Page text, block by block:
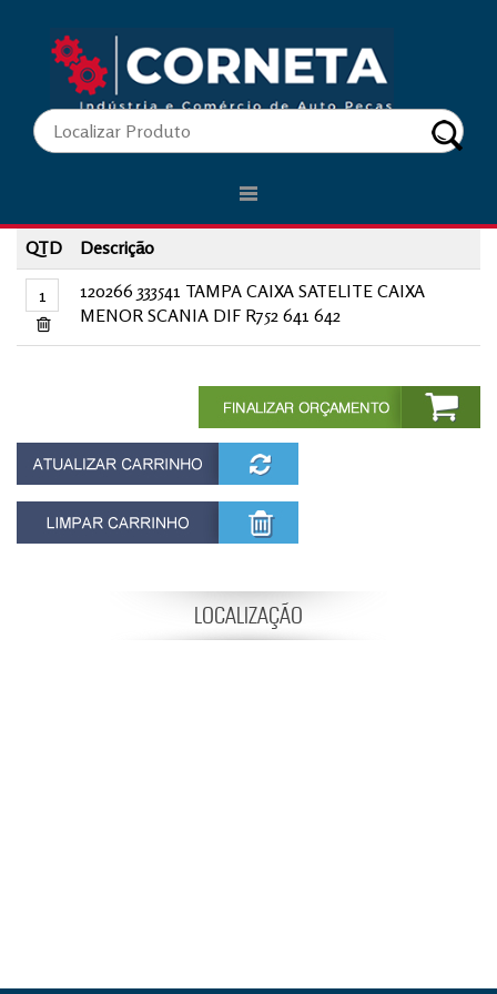
QTD
Descrição
120266 333541 TAMPA CAIXA SATELITE CAIXA
MENOR SCANIA DIF R752 641 642
LOCALIZAÇÃO